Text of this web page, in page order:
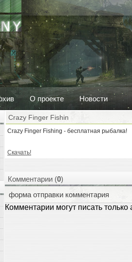
О проекте Новости
Crazy Finger Fishin
Crazy Finger Fishing - бесплатная рыбалка!
Скачать!
Комментарии (0)
форма отправки комментария
Комментарии могут писать